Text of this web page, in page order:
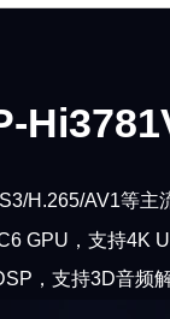
H.265/AV1等
GPU，支持4K
，支持3D音频